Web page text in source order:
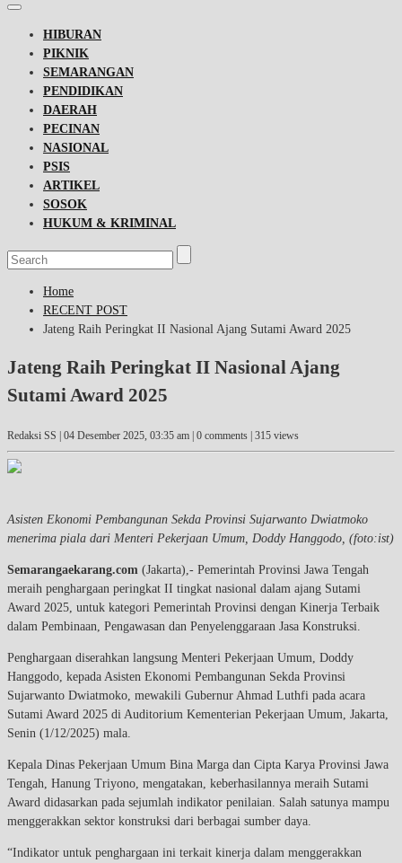
HIBURAN
PIKNIK
SEMARANGAN
PENDIDIKAN
DAERAH
PECINAN
NASIONAL
PSIS
ARTIKEL
SOSOK
HUKUM & KRIMINAL
Home
RECENT POST
Jateng Raih Peringkat II Nasional Ajang Sutami Award 2025
Jateng Raih Peringkat II Nasional Ajang
Sutami Award 2025
Redaksi SS | 04 Desember 2025, 03:35 am | 0 comments | 315 views
Asisten Ekonomi Pembangunan Sekda Provinsi Sujarwanto Dwiatmoko
menerima piala dari Menteri Pekerjaan Umum, Doddy Hanggodo, (foto:ist)
Semarangaekarang.com (Jakarta),- Pemerintah Provinsi Jawa Tengah
meraih penghargaan peringkat II tingkat nasional dalam ajang Sutami
Award 2025, untuk kategori Pemerintah Provinsi dengan Kinerja Terbaik
dalam Pembinaan, Pengawasan dan Penyelenggaraan Jasa Konstruksi.
Penghargaan diserahkan langsung Menteri Pekerjaan Umum, Doddy
Hanggodo, kepada Asisten Ekonomi Pembangunan Sekda Provinsi
Sujarwanto Dwiatmoko, mewakili Gubernur Ahmad Luthfi pada acara
Sutami Award 2025 di Auditorium Kementerian Pekerjaan Umum, Jakarta,
Senin (1/12/2025) mala.
Kepala Dinas Pekerjaan Umum Bina Marga dan Cipta Karya Provinsi Jawa
Tengah, Hanung Triyono, mengatakan, keberhasilannya meraih Sutami
Award didasarkan pada sejumlah indikator penilaian. Salah satunya mampu
menggerakkan sektor konstruksi dari berbagai sumber daya.
“Indikator untuk penghargaan ini terkait kinerja dalam menggerakkan